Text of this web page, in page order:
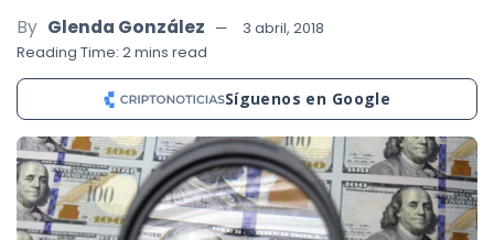
By Glenda González
3 abril, 2018
Reading Time: 2 mins read
Síguenos en Google